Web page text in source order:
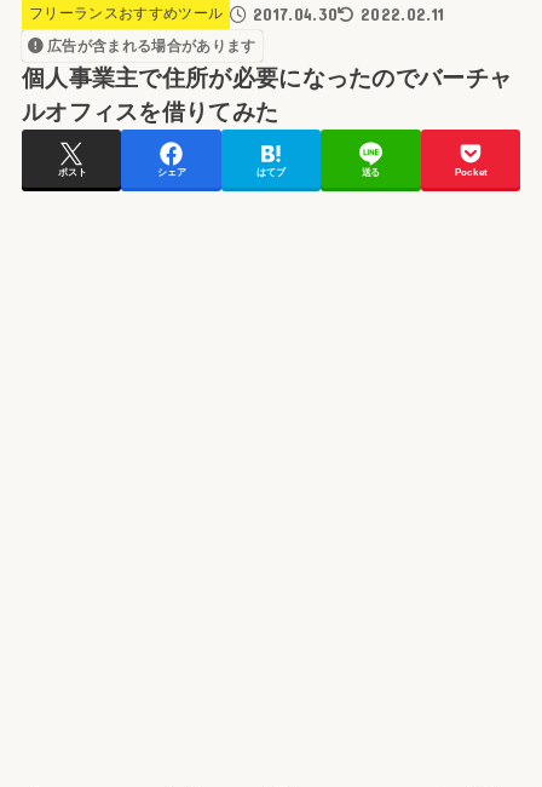
フリーランスおすすめツール 2017.04.30 2022.02.11
広告が含まれる場合があります
個人事業主で住所が必要になったのでバーチャ
ルオフィスを借りてみた
ポスト シェア はてブ 送る Pocket